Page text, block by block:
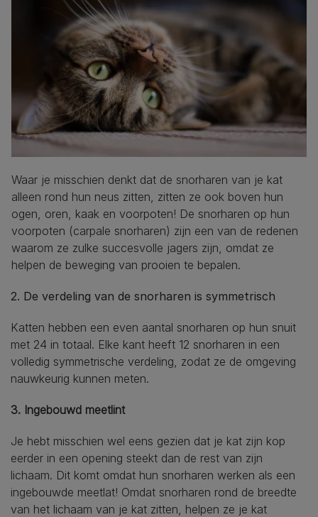
Waar je misschien denkt dat de snorharen van je kat
alleen rond hun neus zitten, zitten ze ook boven hun
ogen, oren, kaak en voorpoten! De snorharen op hun
voorpoten (carpale snorharen) zijn een van de redenen
waarom ze zulke succesvolle jagers zijn, omdat ze
helpen de beweging van prooien te bepalen.
2. De verdeling van de snorharen is symmetrisch
Katten hebben een even aantal snorharen op hun snuit
met 24 in totaal. Elke kant heeft 12 snorharen in een
volledig symmetrische verdeling, zodat ze de omgeving
nauwkeurig kunnen meten.
3. Ingebouwd meetlint
Je hebt misschien wel eens gezien dat je kat zijn kop
eerder in een opening steekt dan de rest van zijn
lichaam. Dit komt omdat hun snorharen werken als een
ingebouwde meetlat! Omdat snorharen rond de breedte
van het lichaam van je kat zitten, helpen ze je kat